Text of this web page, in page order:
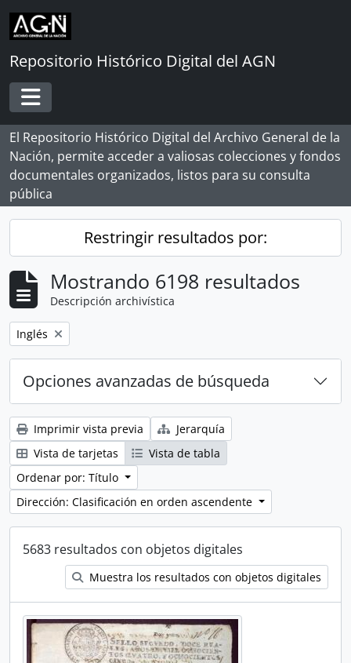
Skip to main content
Repositorio Histórico Digital del AGN
Toggle navigation
El Repositorio Histórico Digital del Archivo General de la
Nación, permite acceder a valiosas colecciones y fondos
documentales organizados, listos para su consulta
pública
Restringir resultados por:
Mostrando 6198 resultados
Descripción archivística
Remove filter:
Inglés
Opciones avanzadas de búsqueda
Imprimir vista previa
Jerarquía
Vista de tarjetas
Vista de tabla
Ordenar por: Título
Dirección: Clasificación en orden ascendente
5683 resultados con objetos digitales
Muestra los resultados con objetos digitales